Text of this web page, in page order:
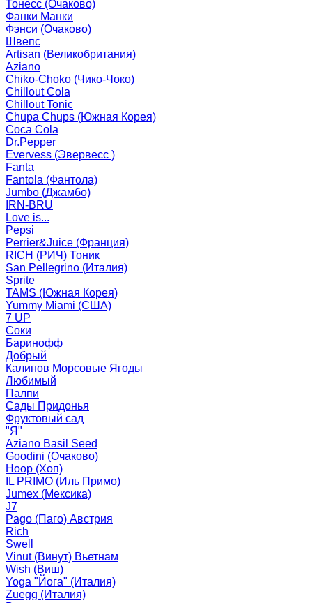
Тонесс (Очаково)
Фанки Манки
Фэнси (Очаково)
Швепс
Artisan (Великобритания)
Aziano
Chiko-Choko (Чико-Чоко)
Chillout Cola
Chillout Tonic
Chupa Chups (Южная Корея)
Coca Cola
Dr.Pepper
Evervess (Эвервесс )
Fanta
Fantola (Фантола)
Jumbo (Джамбо)
IRN-BRU
Love is...
Pepsi
Perrier&Juice (Франция)
RICH (РИЧ) Тоник
San Pellegrino (Италия)
Sprite
TAMS (Южная Корея)
Yummy Miami (США)
7 UP
Соки
Баринофф
Добрый
Калинов Морсовые Ягоды
Любимый
Палпи
Сады Придонья
Фруктовый сад
"Я"
Aziano Basil Seed
Goodini (Очаково)
Hoop (Хоп)
IL PRIMO (Иль Примо)
Jumex (Мексика)
J7
Pago (Паго) Австрия
Rich
Swell
Vinut (Винут) Вьетнам
Wish (Виш)
Yoga "Йога" (Италия)
Zuegg (Италия)